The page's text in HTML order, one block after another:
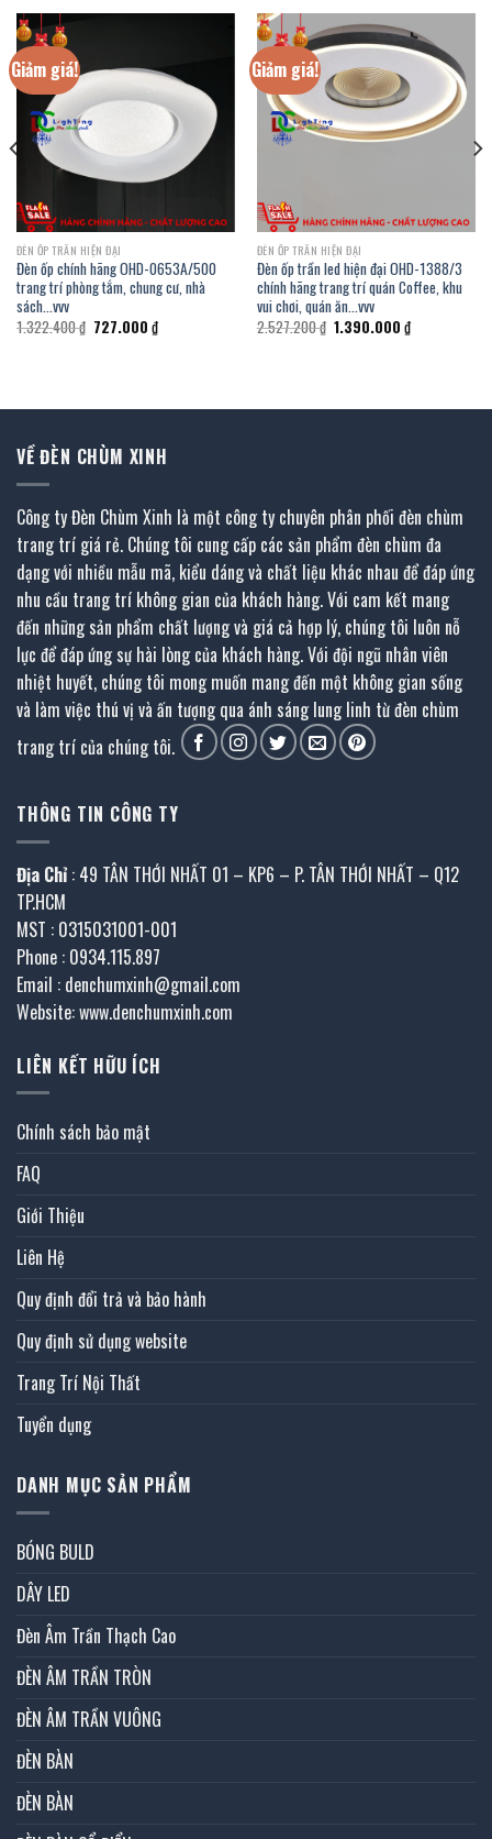
Giảm giá!
ĐÈN ỐP TRẦN HIỆN ĐẠI
Đèn ốp chính hãng OHD-0653A/500
trang trí phòng tắm, chung cư, nhà
sách…vvv
1.322.400₫ Giá
gốc
727.000 ₫Giá
hiện
Giảm giá!
ĐÈN ỐP TRẦN HIỆN ĐẠI
Đèn ốp trần led hiện đại OHD-1388/3
chính hãng trang trí quán Coffee, khu
vui chơi, quán ăn…vvv
2.527.200₫ Giá
gốc
1.390.000 ₫Giá
hiện
VỀ ĐÈN CHÙM XINH
Công ty Đèn Chùm Xinh là một công ty chuyên phân phối đèn chùm
trang trí giá rẻ. Chúng tôi cung cấp các sản phẩm đèn chùm đa
dạng với nhiều mẫu mã, kiểu dáng và chất liệu khác nhau để đáp ứng
nhu cầu trang trí không gian của khách hàng. Với cam kết mang
đến những sản phẩm chất lượng và giá cả hợp lý, chúng tôi luôn nỗ
lực để đáp ứng sự hài lòng của khách hàng. Với đội ngũ nhân viên
nhiệt huyết, chúng tôi mong muốn mang đến một không gian sống
và làm việc thú vị và ấn tượng qua ánh sáng lung linh từ đèn chùm
trang trí của chúng tôi.
THÔNG TIN CÔNG TY
Địa Chỉ : 49 TÂN THỚI NHẤT 01 – KP6 – P. TÂN THỚI NHẤT – Q12
TP.HCM
MST : 0315031001-001
Phone : 0934.115.897
Email : denchumxinh@gmail.com
Website: www.denchumxinh.com
LIÊN KẾT HỮU ÍCH
Chính sách bảo mật
FAQ
Giới Thiệu
Liên Hệ
Quy định đổi trả và bảo hành
Quy định sử dụng website
Trang Trí Nội Thất
Tuyển dụng
DANH MỤC SẢN PHẨM
BÓNG BULD
DÂY LED
Đèn Âm Trần Thạch Cao
ĐÈN ÂM TRẦN TRÒN
ĐÈN ÂM TRẦN VUÔNG
ĐÈN BÀN
ĐÈN BÀN